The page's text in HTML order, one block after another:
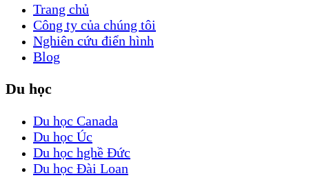
Trang chủ
Công ty của chúng tôi
Nghiên cứu điển hình
Blog
Du học
Du học Canada
Du học Úc
Du học hghề Đức
Du học Đài Loan